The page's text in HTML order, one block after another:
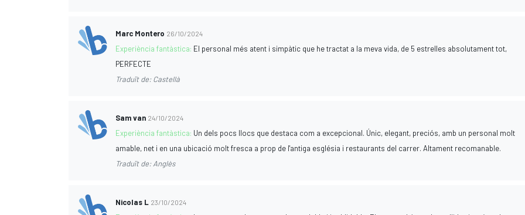
Marc Montero 26/10/2024
Experiència fantàstica: El personal més atent i simpàtic que he tractat a la meva vida, de 5 estrelles absolutament tot,
PERFECTE
Traduït de: Castellà
Sam van 24/10/2024
Experiència fantàstica: Un dels pocs llocs que destaca com a excepcional. Únic, elegant, preciós, amb un personal molt
amable, net i en una ubicació molt fresca a prop de l'antiga església i restaurants del carrer. Altament recomanable.
Traduït de: Anglès
Nicolas L 23/10/2024